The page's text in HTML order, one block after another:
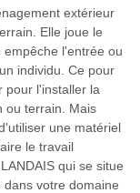
extérieur
Elle joue le
l'entrée ou
individu. Ce pour
pour l'installer la
ou terrain. Mais
une matériel
le travail
qui se situe
votre domaine